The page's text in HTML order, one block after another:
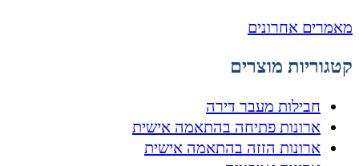
מאמרים אחרונים
קטגוריות מוצרים
חבילות מעבר דירה
ארונות פתיחה בהתאמה אישית
ארונות הזזה בהתאמה אישית